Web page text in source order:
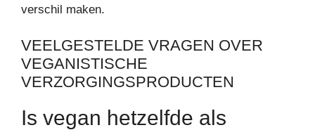
verschil maken.
VEELGESTELDE VRAGEN OVER
VEGANISTISCHE
VERZORGINGSPRODUCTEN
Is vegan hetzelfde als